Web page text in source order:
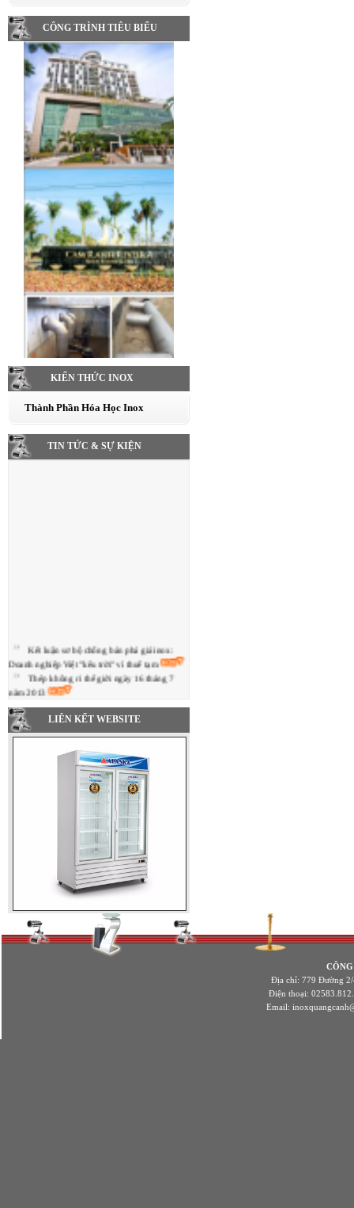
CÔNG TRÌNH TIÊU BIỂU
KIẾN THỨC INOX
Thành Phần Hóa Học Inox
TIN TỨC & SỰ KIỆN
Kết luận sơ bộ chống bán phá giá inox:
Doanh nghiệp Việt "kêu trời" vì thuế tạm
Thép không rỉ thế giới ngày 16 tháng 7
năm 2013
kể từ giữa tháng 5 (12/06/2013)
Cần ưu đãi hơn cho ngành cơ khí
Yusco hạ giá thép không gỉ trong nước
Cần đề án quốc gia về doanh nghiệp
LIÊN KẾT WEBSITE
Địa chỉ: 779 Đường 2/
Điện thoại:
Email: